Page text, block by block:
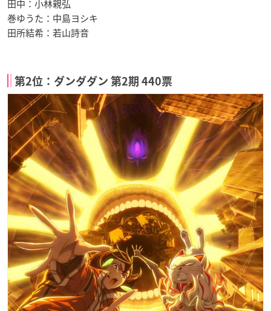
田中：小林親弘
巻ゆうた：中島ヨシキ
田所結希：若山詩音
第2位：ダンダダン 第2期 440票